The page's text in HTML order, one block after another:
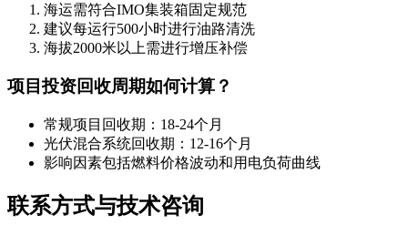
海运需符合IMO集装箱固定规范
建议每运行500小时进行油路清洗
海拔2000米以上需进行增压补偿
项目投资回收周期如何计算？
常规项目回收期：18-24个月
光伏混合系统回收期：12-16个月
影响因素包括燃料价格波动和用电负荷曲线
联系方式与技术咨询